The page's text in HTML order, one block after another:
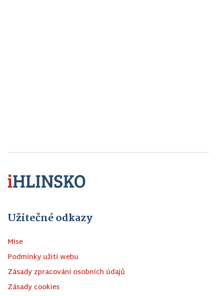
Užitečné odkazy
Mise
Podmínky užití webu
Zásady zpracování osobních údajů
Zásady cookies